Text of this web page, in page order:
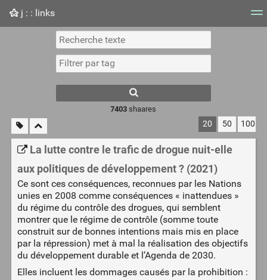
j : : links
Nuage de tags Mur d'images
7403 shaares
20 50 100
La lutte contre le trafic de drogue nuit-elle
aux politiques de développement ? (2021)
Ce sont ces conséquences, reconnues par les Nations
unies en 2008 comme conséquences « inattendues »
du régime du contrôle des drogues, qui semblent
montrer que le régime de contrôle (somme toute
construit sur de bonnes intentions mais mis en place
par la répression) met à mal la réalisation des objectifs
du développement durable et l’Agenda de 2030.
Elles incluent les dommages causés par la prohibition :